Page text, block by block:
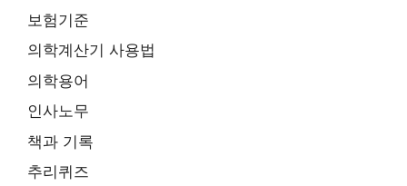
보험기준
의학계산기 사용법
의학용어
인사노무
책과 기록
추리퀴즈